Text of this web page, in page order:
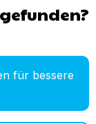
für bessere